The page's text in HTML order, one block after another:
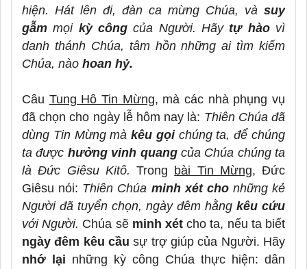
hiện. Hát lên đi, đàn ca mừng Chúa, và suy
gẫm mọi kỳ công của Người. Hãytự hàovì
danh thánh Chúa, tâm hồn những ai tìm kiếm
Chúa, nào hoan hỷ.
Câu Tung Hô Tin Mừng, mà các nhà phụng vụ
đã chọn cho ngày lễ hôm nay là: Thiên Chúa đã
dùng Tin Mừng màkêu gọichúng ta, để chúng
ta được hưởng vinh quangcủa Chúa chúng ta
là Đức Giêsu Kitô. Trong bài Tin Mừng, Đức
Giêsu nói: Thiên Chúa minh xét chonhững kẻ
Người đã tuyển chọn, ngày đêm hằng kêu cứu
với Người. Chúa sẽ minh xét cho ta, nếu ta biết
ngày đêm kêu cầu sự trợ giúp của Người. Hãy
nhớ lại những kỳ công Chúa thực hiện: dân